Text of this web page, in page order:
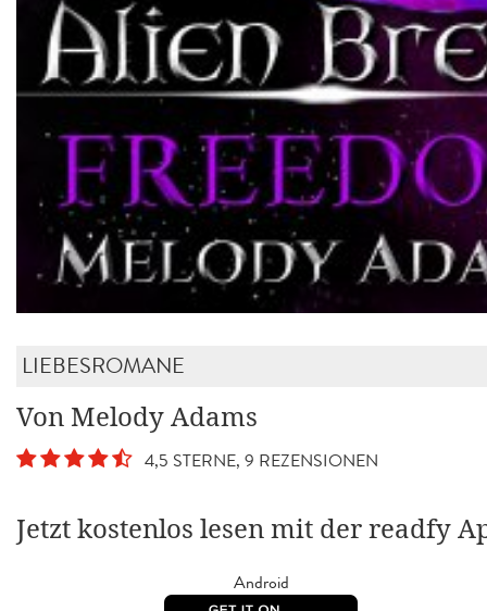
LIEBESROMANE
Von Melody Adams
4,5 STERNE, 9 REZENSIONEN
Jetzt kostenlos lesen mit der readfy
Android